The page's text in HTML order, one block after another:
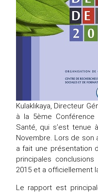
Kulaklıkaya, Directeur
à la 5ème
Santé, qui s’est tenue
Novembre. Lors de son
a fait une présentation
principales
2015 et a officiellement
Le rapport est